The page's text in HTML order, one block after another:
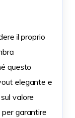
il proprio
questo
elegante e
valore
per garantire